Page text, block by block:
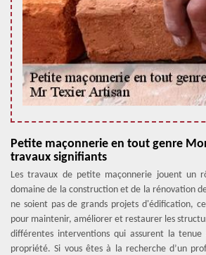
Petite maçonnerie en tout genre
travaux signifiants
Les travaux de petite maçonnerie jouent un
domaine de la construction et de la rénovation
ne soient pas de grands projets d'édification,
pour maintenir, améliorer et restaurer les
différentes interventions qui assurent la
propriété. Si vous êtes à la recherche d’un